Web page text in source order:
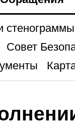
стенограммы
Совет